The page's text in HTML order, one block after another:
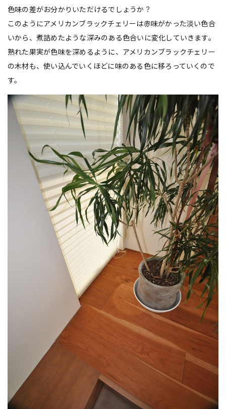
色味の差がお分かりいただけるでしょうか？
このようにアメリカンブラックチェリーは赤味がかった淡い色合
いから、煮詰めたような深みのある色合いに変化していきます。
熟れた果実が色味を深めるように、アメリカンブラックチェリー
の木材も、使い込んでいくほどに味のある色に移ろっていくので
す。